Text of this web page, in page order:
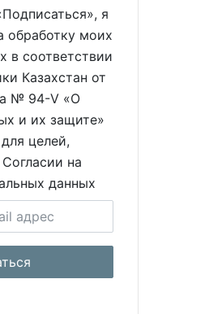
я
обработку моих
в соответствии
Казахстан от
№ 94-V «О
и их защите»
целей,
на
данных